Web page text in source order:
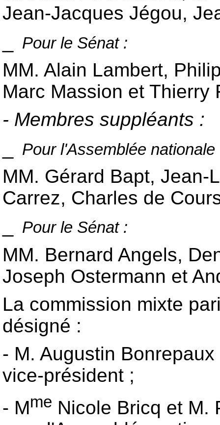
Jean-Jacques Jégou,
Pour le Sénat :
MM. Alain Lambert,
Marc Massion et Thierry
- Membres suppléants :
Pour l'Assemblée nationale
MM. Gérard Bapt, Jean-
Carrez, Charles de
Pour le Sénat :
MM. Bernard Angels,
Joseph Ostermann et
La commission mixte
désigné :
- M. Augustin
vice-président ;
- Mme Nicole Bricq et M.